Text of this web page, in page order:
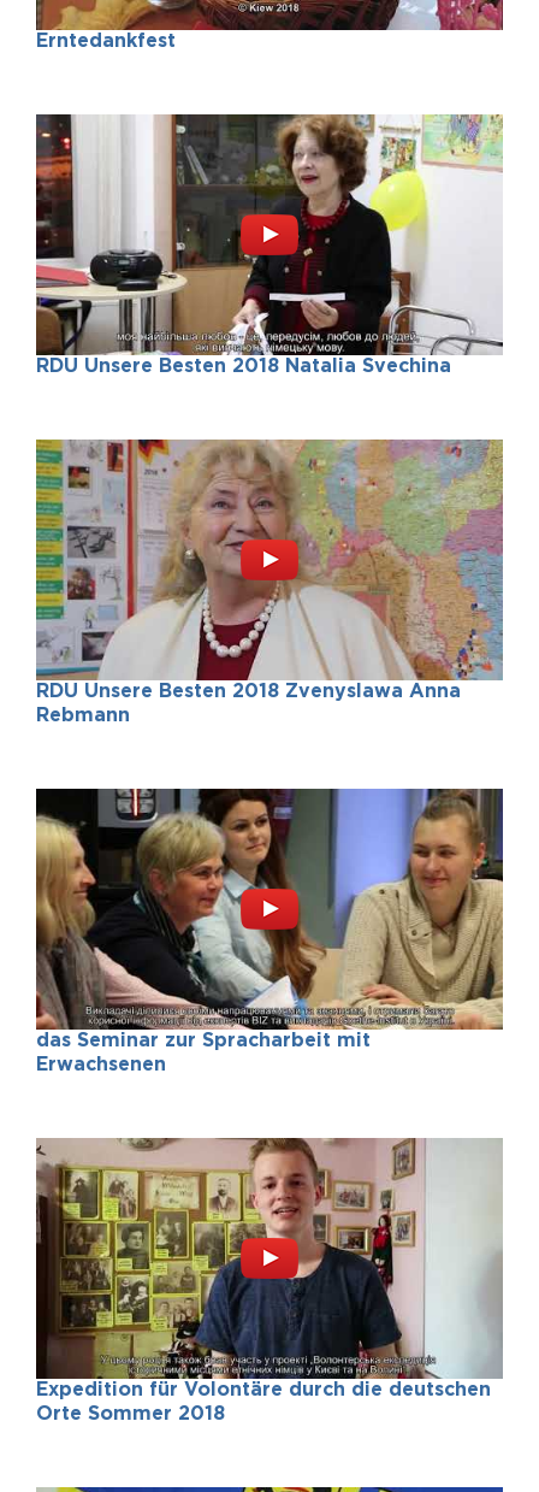
Erntedankfest
RDU Unsere Besten 2018 Natalia Svechina
RDU Unsere Besten 2018 Zvenyslawa Anna
Rebmann
das Seminar zur Spracharbeit mit
Erwachsenen
Expedition für Volontäre durch die deutschen
Orte Sommer 2018
Вивчаємо німецьку
мову в кращих
німецьких традиціях!
Отримайте безкоштовну консультацію!
Надіслати